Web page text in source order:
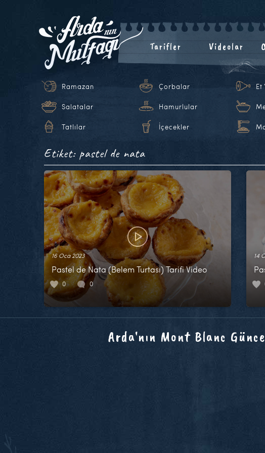
Tarifler Videolar
Ramazan Çorbalar Et
Salatalar Hamurlular
Tatlılar İçecekler
Etiket: pastel de nata
16 Oca 2023
Pastel de Nata (Belem Turtası) Tarifi Video
0 0
14
Arda'nın Mont Blanc